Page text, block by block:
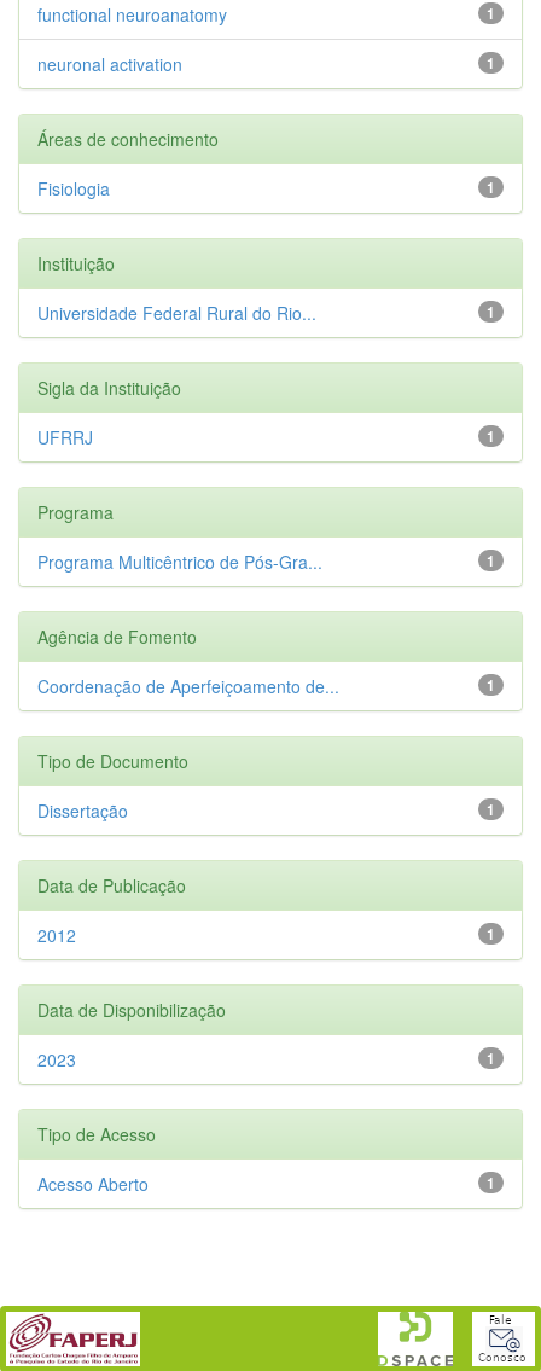
1
functional neuroanatomy
1
neuronal activation
Áreas de conhecimento
1
Fisiologia
Instituição
1
Universidade Federal Rural do Rio...
Sigla da Instituição
1
UFRRJ
Programa
1
Programa Multicêntrico de Pós-Gra...
Agência de Fomento
1
Coordenação de Aperfeiçoamento de...
Tipo de Documento
1
Dissertação
Data de Publicação
1
2012
Data de Disponibilização
1
2023
Tipo de Acesso
1
Acesso Aberto